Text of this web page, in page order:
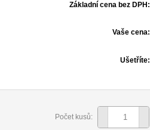
Základní cena bez DPH:
Vaše cena:
Ušetříte:
Počet kusů: